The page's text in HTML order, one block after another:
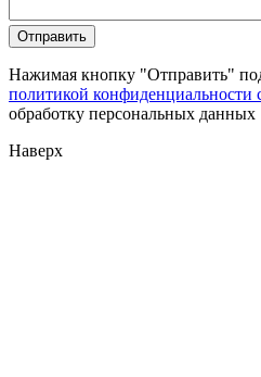
Нажимая кнопку "Отправить"
политикой конфиденциальности
обработку персональных данных
Наверх